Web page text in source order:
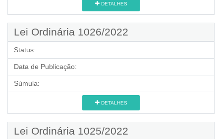
DETALHES
Lei Ordinária 1026/2022
Status:
Data de Publicação:
Súmula:
DETALHES
Lei Ordinária 1025/2022